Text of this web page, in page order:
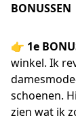
BONUSSEN
👉 1e
winkel. Ik
schoenen.
zien wat ik